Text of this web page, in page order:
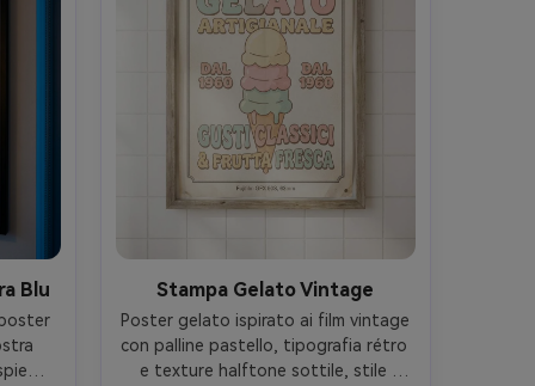
Blu Stampa Gelato Vintage
Poster gelato ispirato ai film vintage
con palline pastello, tipografia rétro
e texture halftone sottile, stile